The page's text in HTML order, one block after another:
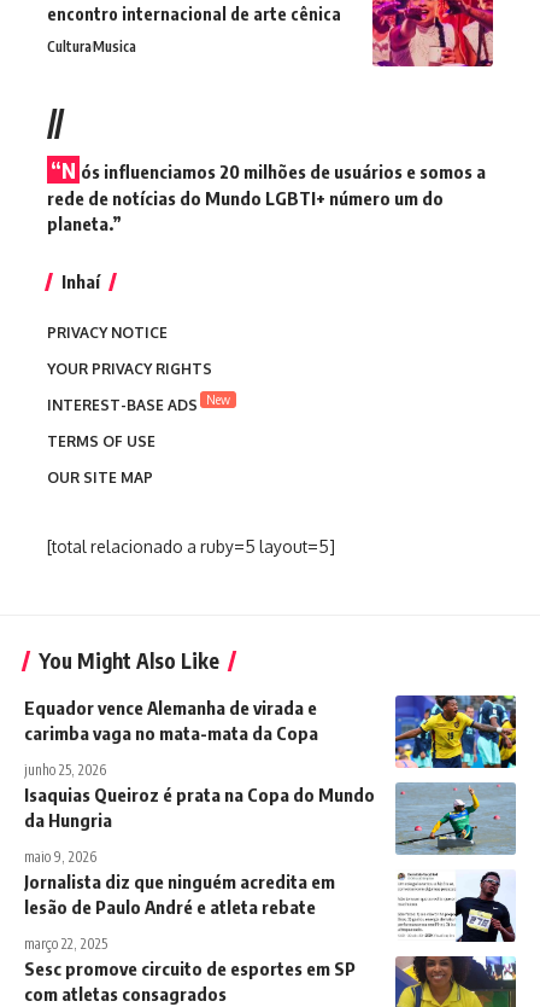
encontro internacional de arte cênica
CulturaMusica
//
“N ós influenciamos 20 milhões de usuários e somos a
rede de notícias do Mundo LGBTI+ número um do
planeta.”
Inhaí
PRIVACY NOTICE
YOUR PRIVACY RIGHTS
INTEREST-BASE ADS
New
TERMS OF USE
OUR SITE MAP
[total relacionado a ruby=5 layout=5]
You Might Also Like
Equador vence Alemanha de virada e
carimba vaga no mata-mata da Copa
junho 25, 2026
Isaquias Queiroz é prata na Copa do Mundo
da Hungria
maio 9, 2026
Jornalista diz que ninguém acredita em
lesão de Paulo André e atleta rebate
março 22, 2025
Sesc promove circuito de esportes em SP
com atletas consagrados